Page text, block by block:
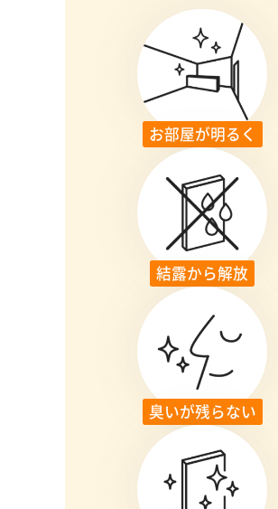
お部屋が明るく
結露から解放
臭いが残らない